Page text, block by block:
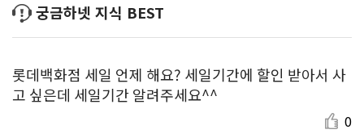
궁금하넷 지식 BEST
롯데백화점 세일 언제 해요? 세일기간에 할인 받아서 사
고 싶은데 세일기간 알려주세요^^
0